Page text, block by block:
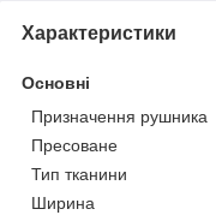
Характеристики
Основні
Призначення рушника
Пресоване
Тип тканини
Ширина